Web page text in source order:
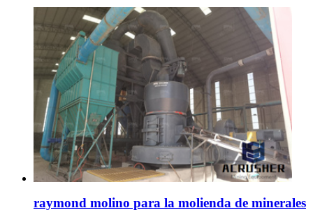
raymond molino para la molienda de minerales